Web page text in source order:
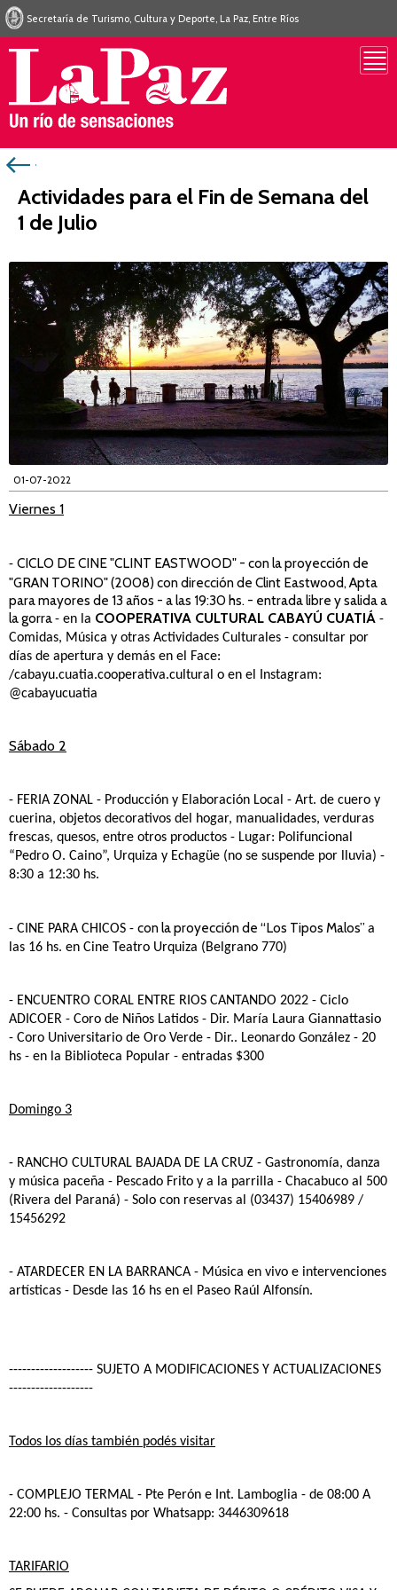
Secretaría de Turismo, Cultura y Deporte, La Paz, Entre Ríos
Actividades para el Fin de Semana del
1 de Julio
01-07-2022
Viernes 1
- CICLO DE CINE "CLINT EASTWOOD" - con la proyección de
"GRAN TORINO" (2008) con dirección de Clint Eastwood, Apta
para mayores de 13 años - a las 19:30 hs. - entrada libre y salida a
la gorra- en la COOPERATIVA CULTURAL CABAYÚ CUATIÁ -
Comidas, Música y otras Actividades Culturales - consultar por
días de apertura y demás en el Face:
/cabayu.cuatia.cooperativa.cultural o en el Instagram:
@cabayucuatia
Sábado 2
- FERIA ZONAL - Producción y Elaboración Local - Art. de cuero y
cuerina, objetos decorativos del hogar, manualidades, verduras
frescas, quesos, entre otros productos - Lugar: Polifuncional
“Pedro O. Caino”, Urquiza y Echagüe (no se suspende por lluvia) -
8:30 a 12:30 hs.
- CINE PARA CHICOS - con la proyección de “Los Tipos Malos”a
las 16 hs. en Cine Teatro Urquiza (Belgrano 770)
- ENCUENTRO CORAL ENTRE RIOS CANTANDO 2022 - Ciclo
ADICOER - Coro de Niños Latidos - Dir. María Laura Giannattasio
- Coro Universitario de Oro Verde - Dir.. Leonardo González - 20
hs - en la Biblioteca Popular - entradas $300
Domingo 3
- RANCHO CULTURAL BAJADA DE LA CRUZ - Gastronomía, danza
y música paceña - Pescado Frito y a la parrilla - Chacabuco al 500
(Rivera del Paraná) - Solo con reservas al (03437) 15406989 /
15456292
- ATARDECER EN LA BARRANCA - Música en vivo e intervenciones
artísticas - Desde las 16 hs en el Paseo Raúl Alfonsín.
------------------- SUJETO A MODIFICACIONES Y ACTUALIZACIONES
-------------------
Todos los días también podés visitar
- COMPLEJO TERMAL - Pte Perón e Int. Lamboglia - de 08:00 A
22:00 hs. - Consultas por Whatsapp: 3446309618
TARIFARIO